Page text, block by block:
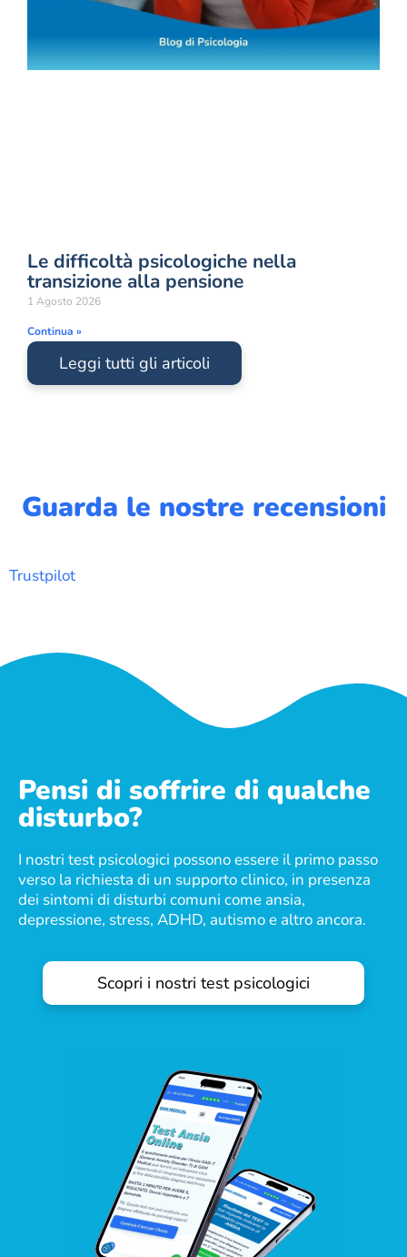
Le difficoltà psicologiche nella
transizione alla pensione
1 Agosto 2026
Continua »
Leggi tutti gli articoli
Guarda le nostre recensioni
Trustpilot
Pensi di soffrire di qualche
disturbo?
I nostri test psicologici possono essere il primo passo
verso la richiesta di un supporto clinico, in presenza
dei sintomi di disturbi comuni come ansia,
depressione, stress, ADHD, autismo e altro ancora.
Scopri i nostri test psicologici